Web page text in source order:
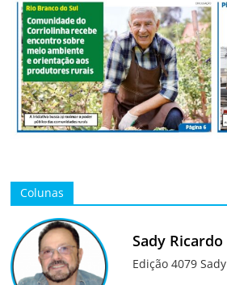
Colunas
Sady Ricardo
Edição 4079 Sady